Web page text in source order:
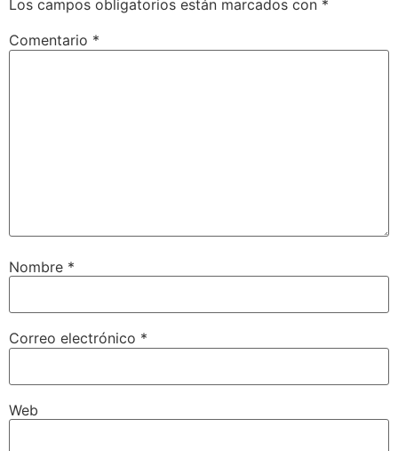
Los campos obligatorios están marcados con *
Comentario *
Nombre *
Correo electrónico *
Web